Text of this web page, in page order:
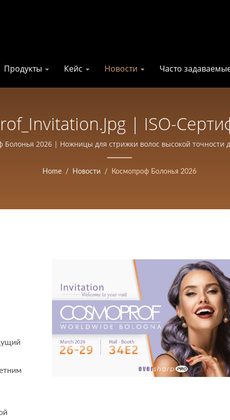
Продукты Кейс Новости Часто
| ISO-
На Тайване |
Профессиональных Ножниц
Болонья 2026 | Ножницы для стрижки волос высокой точности
Home / Новости / Космопроф Болонья 2026